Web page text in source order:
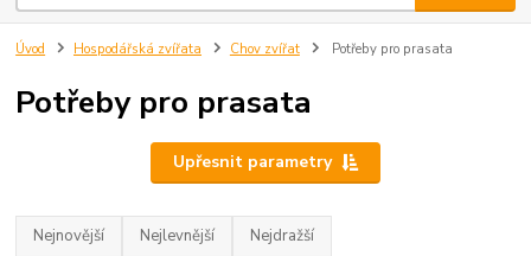
Úvod Hospodářská zvířata Chov zvířat Potřeby pro prasata
Potřeby pro prasata
Upřesnit parametry
Nejnovější Nejlevnější Nejdražší